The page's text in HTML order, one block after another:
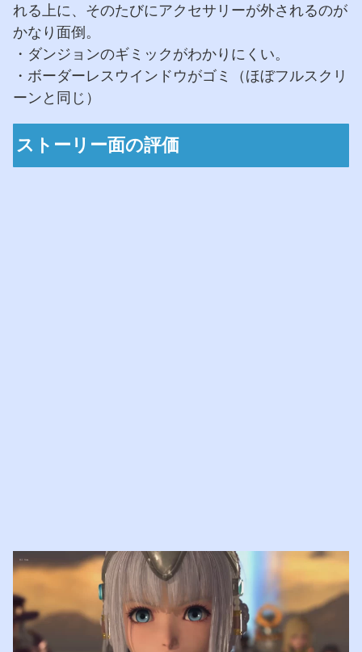
れる上に、そのたびにアクセサリーが外されるのが
かなり面倒。
・ダンジョンのギミックがわかりにくい。
・ボーダーレスウインドウがゴミ（ほぼフルスクリ
ーンと同じ）
ストーリー面の評価